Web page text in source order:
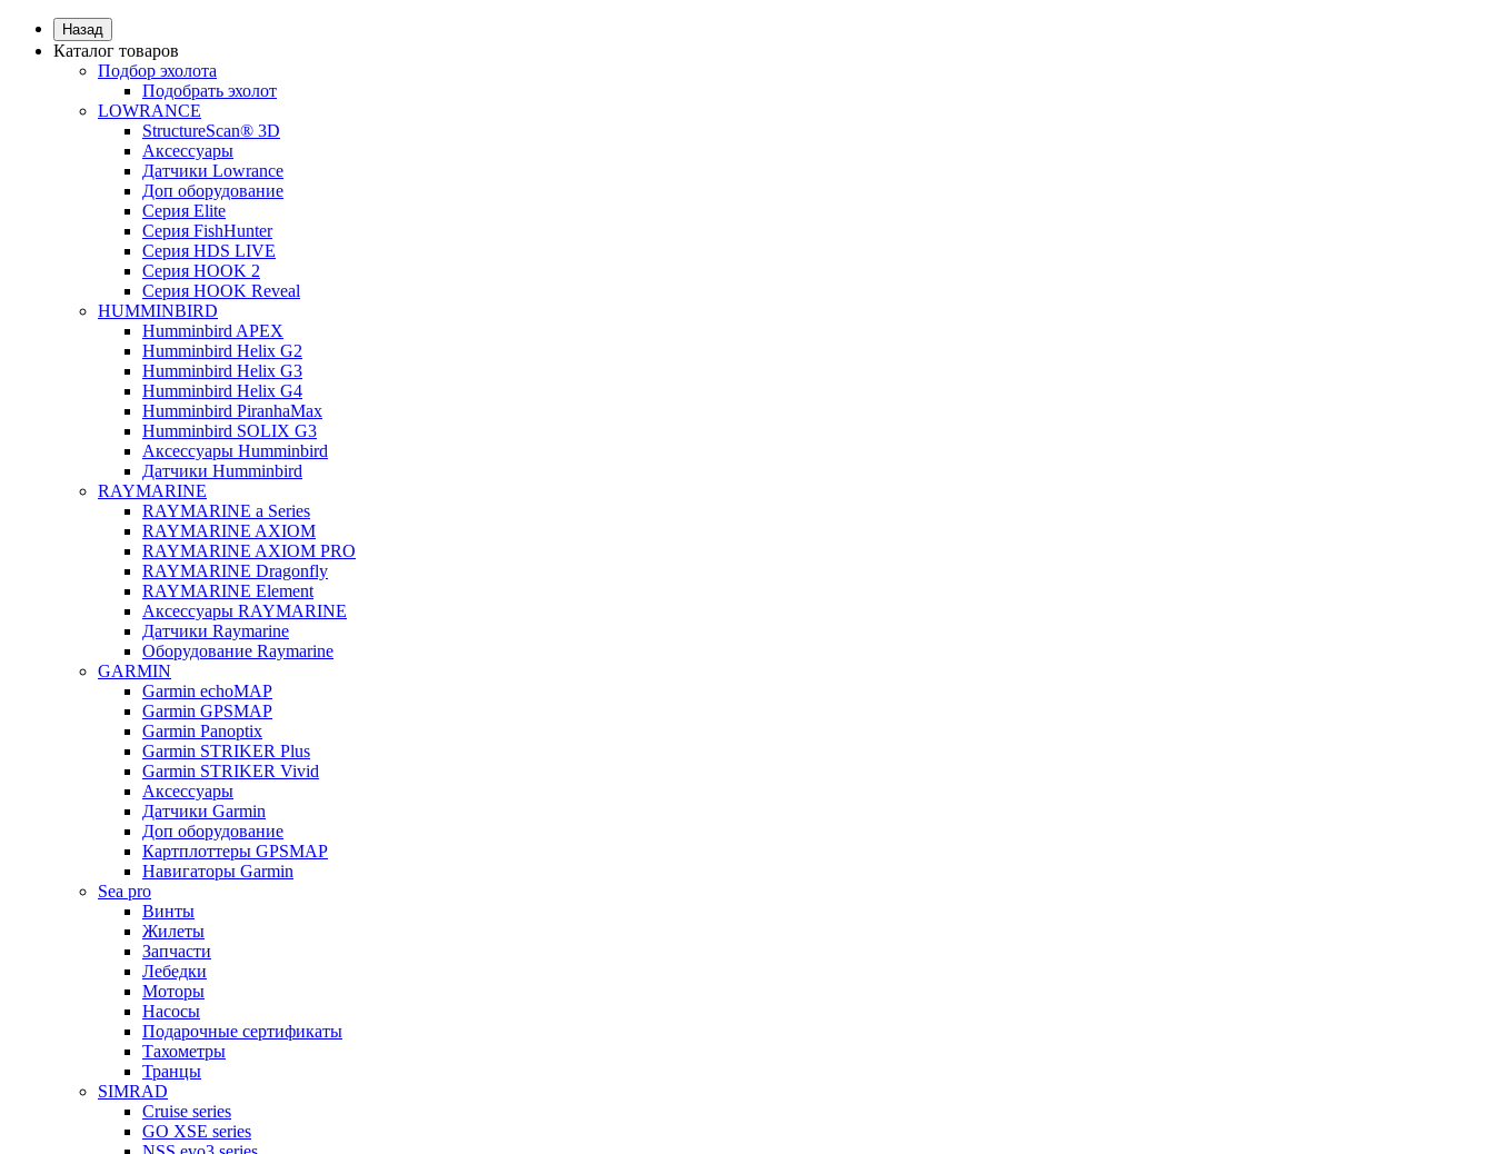
Назад
Каталог товаров
Подбор эхолота
Подобрать эхолот
LOWRANCE
StructureScan® 3D
Аксессуары
Датчики Lowrance
Доп оборудование
Серия Elite
Серия FishHunter
Серия HDS LIVE
Серия HOOK 2
Серия HOOK Reveal
HUMMINBIRD
Humminbird APEX
Humminbird Helix G2
Humminbird Helix G3
Humminbird Helix G4
Humminbird PiranhaMax
Humminbird SOLIX G3
Аксессуары Humminbird
Датчики Humminbird
RAYMARINE
RAYMARINE a Series
RAYMARINE AXIOM
RAYMARINE AXIOM PRO
RAYMARINE Dragonfly
RAYMARINE Element
Аксессуары RAYMARINE
Датчики Raymarine
Оборудование Raymarine
GARMIN
Garmin echoMAP
Garmin GPSMAP
Garmin Panoptix
Garmin STRIKER Plus
Garmin STRIKER Vivid
Аксессуары
Датчики Garmin
Доп оборудование
Картплоттеры GPSMAP
Навигаторы Garmin
Sea pro
Винты
Жилеты
Запчасти
Лебедки
Моторы
Насосы
Подарочные сертификаты
Тахометры
Транцы
SIMRAD
Cruise series
GO XSE series